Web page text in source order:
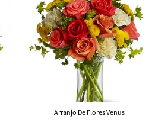
Arranjo De Flores Venus